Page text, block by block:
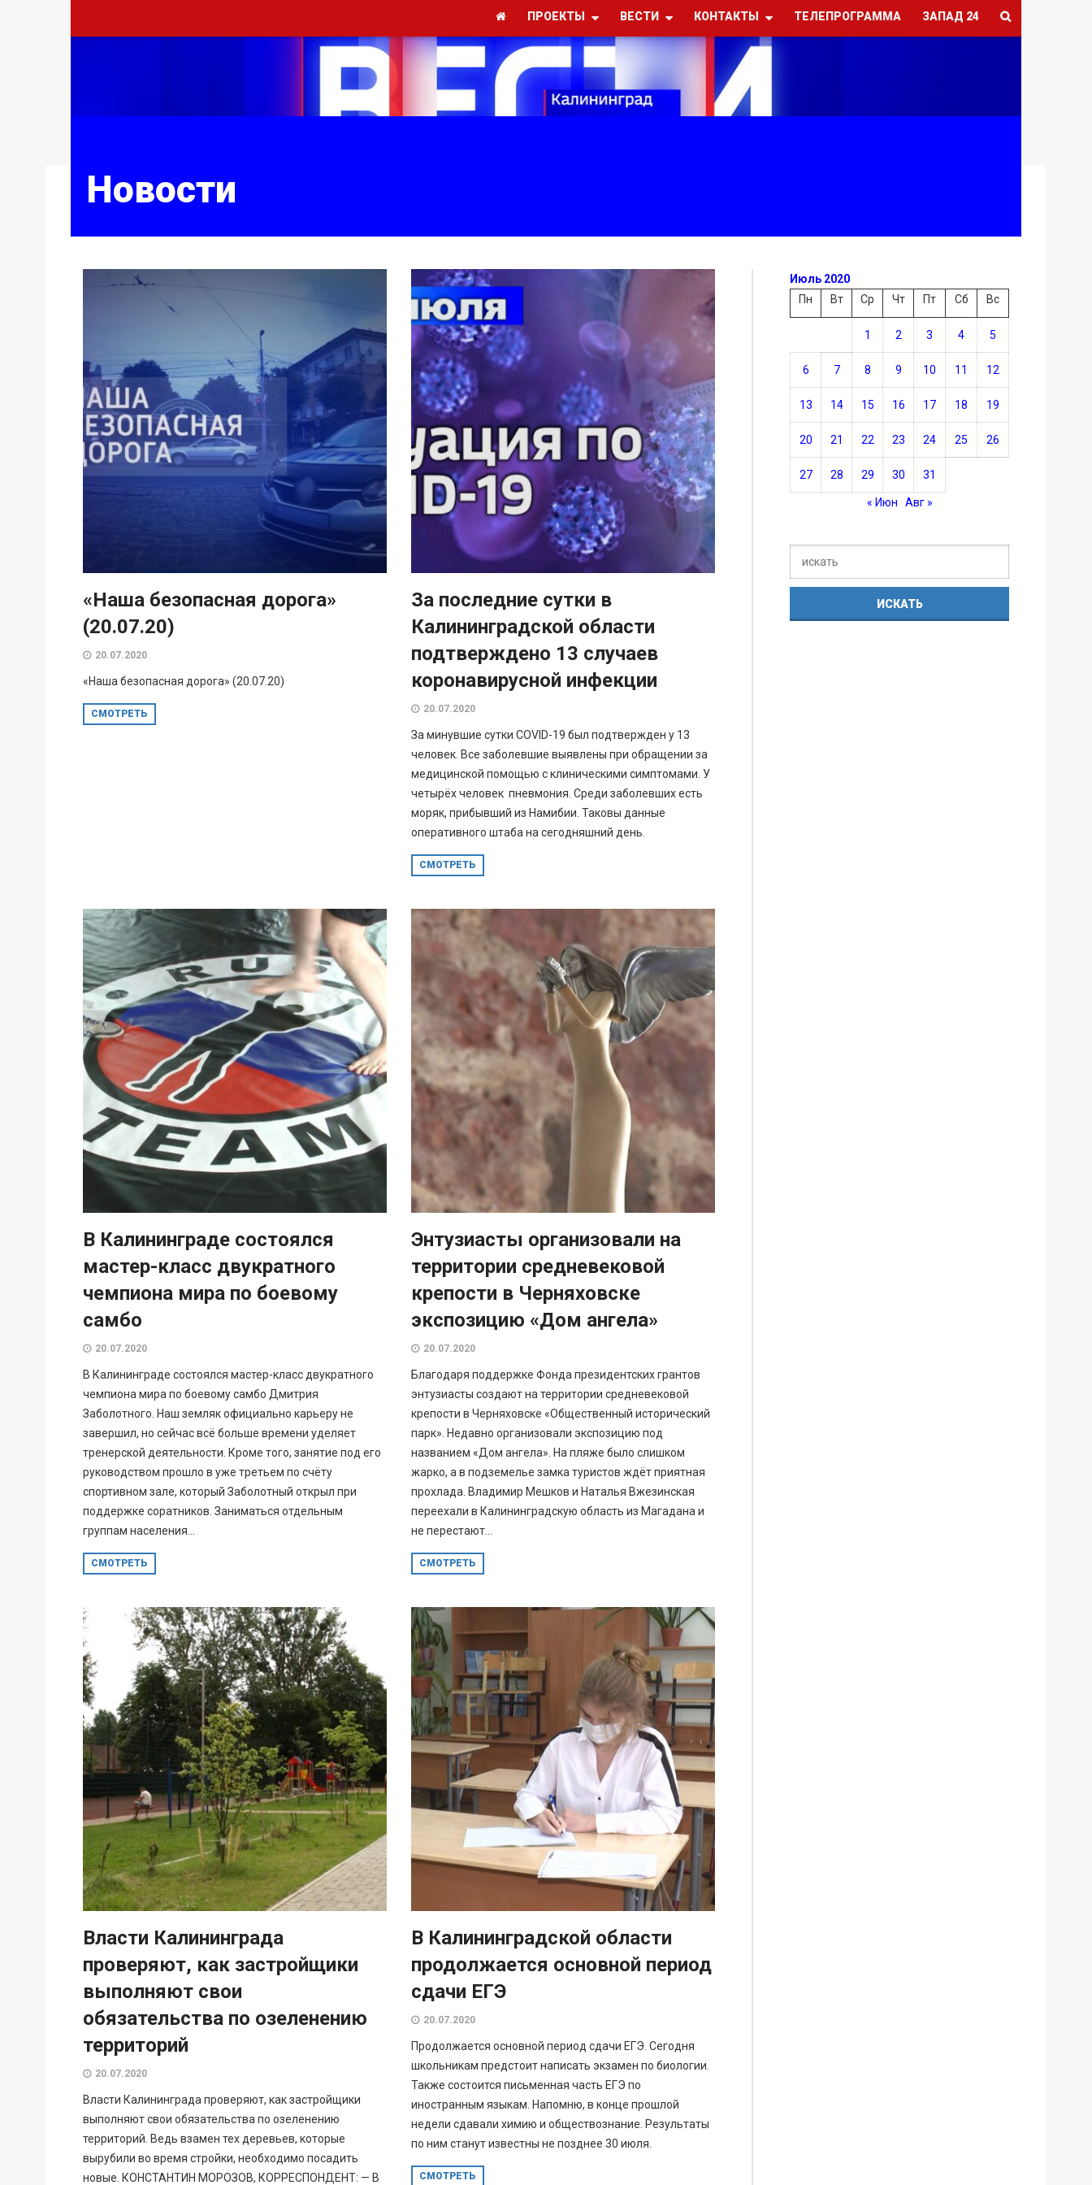
ПРОЕКТЫ ВЕСТИ КОНТАКТЫ ТЕЛЕПРОГРАММА ЗАПАД 24
Новости
«Наша безопасная дорога»
(20.07.20)
20.07.2020
«Наша безопасная дорога» (20.07.20)
СМОТРЕТЬ
За последние сутки в
Калининградской области
подтверждено 13 случаев
коронавирусной инфекции
20.07.2020
За минувшие сутки COVID-19 был подтвержден у 13
человек. Все заболевшие выявлены при обращении за
медицинской помощью с клиническими симптомами. У
четырёх человек пневмония. Среди заболевших есть
моряк, прибывший из Намибии. Таковы данные
оперативного штаба на сегодняшний день.
СМОТРЕТЬ
В Калининграде состоялся
мастер-класс двукратного
чемпиона мира по боевому
самбо
20.07.2020
В Калининграде состоялся мастер-класс двукратного
чемпиона мира по боевому самбо Дмитрия
Заболотного. Наш земляк официально карьеру не
завершил, но сейчас всё больше времени уделяет
тренерской деятельности. Кроме того, занятие под его
руководством прошло в уже третьем по счёту
спортивном зале, который Заболотный открыл при
поддержке соратников. Заниматься отдельным
группам населения...
СМОТРЕТЬ
Энтузиасты организовали на
территории средневековой
крепости в Черняховске
экспозицию «Дом ангела»
20.07.2020
Благодаря поддержке Фонда президентских грантов
энтузиасты создают на территории средневековой
крепости в Черняховске «Общественный исторический
парк». Недавно организовали экспозицию под
названием «Дом ангела». На пляже было слишком
жарко, а в подземелье замка туристов ждёт приятная
прохлада. Владимир Мешков и Наталья Вжезинская
переехали в Калининградскую область из Магадана и
не перестают...
СМОТРЕТЬ
Власти Калининграда
проверяют, как застройщики
выполняют свои
обязательства по озеленению
территорий
20.07.2020
Власти Калининграда проверяют, как застройщики
выполняют свои обязательства по озеленению
территорий. Ведь взамен тех деревьев, которые
вырубили во время стройки, необходимо посадить
новые. КОНСТАНТИН МОРОЗОВ, КОРРЕСПОНДЕНТ: — В
В Калининградской области
продолжается основной период
сдачи ЕГЭ
20.07.2020
Продолжается основной период сдачи ЕГЭ. Сегодня
школьникам предстоит написать экзамен по биологии.
Также состоится письменная часть ЕГЭ по
иностранным языкам. Напомню, в конце прошлой
недели сдавали химию и обществознание. Результаты
по ним станут известны не позднее 30 июля.
СМОТРЕТЬ
Июль 2020
Пн
Вт Ср Чт Пт Сб Вс
1 2 3 4 5
6 7 8 9 10 11 12
13 14 15 16 17 18 19
20 21 22 23 24 25 26
27 28 29 30 31
« Июн Авг »